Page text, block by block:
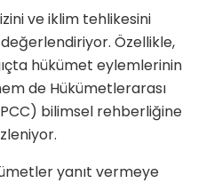
ve iklim tehlikesini
Özellikle,
hükümet eylemlerinin
de Hükümetlerarası
bilimsel rehberliğine
yanıt vermeye